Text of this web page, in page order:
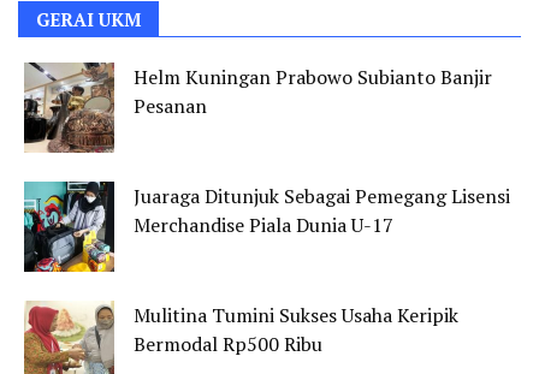
GERAI UKM
Helm Kuningan Prabowo Subianto Banjir
Pesanan
Juaraga Ditunjuk Sebagai Pemegang Lisensi
Merchandise Piala Dunia U-17
Mulitina Tumini Sukses Usaha Keripik
Bermodal Rp500 Ribu